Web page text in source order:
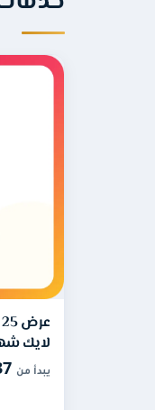
ما
هذا
لايك
يبدأ من